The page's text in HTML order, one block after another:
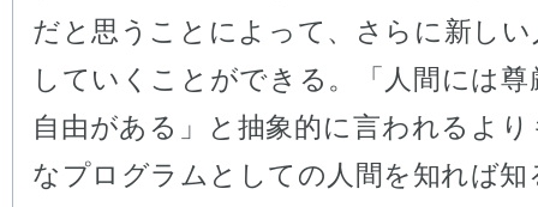
だと思うことによって、さらに新しい
していくことができる。「人間には尊
自由がある」と抽象的に言われるより
なプログラムとしての人間を知れば知